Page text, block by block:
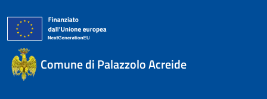
Comune di Palazzolo Acreide